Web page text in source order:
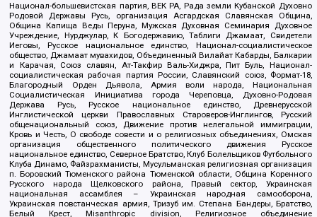
Национал-большевистская партия, ВЕК РА, Рада земли Кубанской Духовно
Родовой Державы Русь, организация Асгардская Славянская Община,
Община Капища Веды Перуна, Мужская Духовная Семинария Духовное
Учреждение, Нурджулар, К Богодержавию, Таблиги Джамаат, Свидетели
Иеговы, Русское национальное единство, Национал-социалистическое
общество, Джамаат мувахидов, Объединенный Вилайат Кабарды, Балкарии
и Карачая, Союз славян, Ат-Такфир Валь-Хиджра, Пит Буль, Национал-
социалистическая рабочая партия России, Славянский союз, Формат-18,
Благородный Орден Дьявола, Армия воли народа, Национальная
Социалистическая Инициатива города Череповца, Духовно-Родовая
Держава Русь, Русское национальное единство, Древнерусской
Инглистической церкви Православных Староверов-Инглингов, Русский
общенациональный союз, Движение против нелегальной иммиграции,
Кровь и Честь, О свободе совести и о религиозных объединениях, Омская
организация общественного политического движения Русское
национальное единство, Северное Братство, Клуб Болельщиков Футбольного
Клуба Динамо, Файзрахманисты, Мусульманская религиозная организация
п. Боровский Тюменского района Тюменской области, Община Коренного
Русского народа Щелковского района, Правый сектор, Украинская
национальная ассамблея – Украинская народная самооборона,
Украинская повстанческая армия, Тризуб им. Степана Бандеры, Братство,
Белый Крест, Misanthropic division, Религиозное объединение